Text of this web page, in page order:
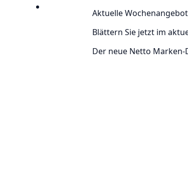
Aktuelle
Blättern Sie jetzt im
Der neue Netto